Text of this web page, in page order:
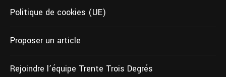
Politique de cookies (UE)
Proposer un article
Rejoindre l’équipe Trente Trois Degrés